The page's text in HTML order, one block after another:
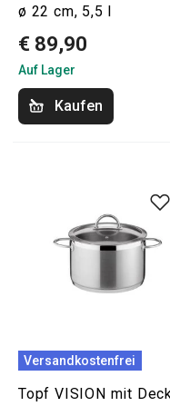
ø 22 cm, 5,5 l
€ 89,90
Auf Lager
Kaufen
Versandkostenfrei
Topf VISION mit